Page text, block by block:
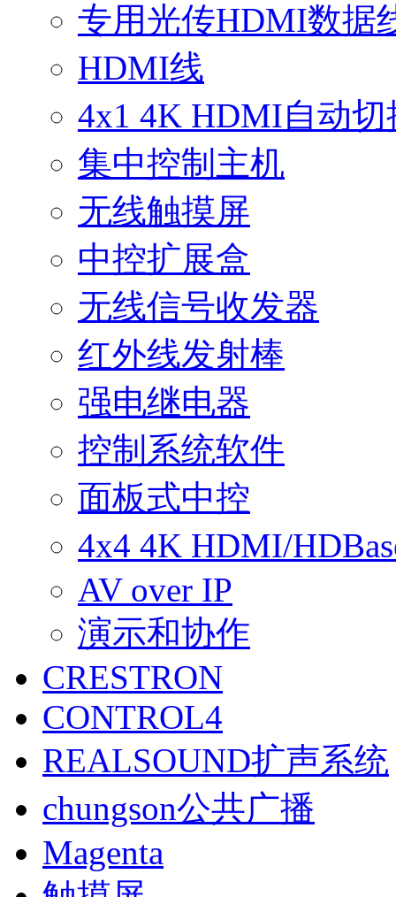
专用光传HDMI数据
HDMI线
4x1 4K HDMI自动
集中控制主机
无线触摸屏
中控扩展盒
无线信号收发器
红外线发射棒
强电继电器
控制系统软件
面板式中控
4x4 4K HDMI/
AV over IP
演示和协作
CRESTRON
CONTROL4
REALSOUND扩声系统
chungson公共广播
Magenta